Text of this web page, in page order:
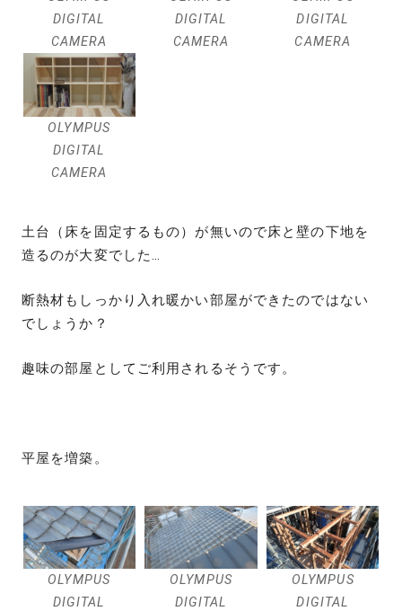
DIGITAL
CAMERA
DIGITAL
CAMERA
DIGITAL
CAMERA
OLYMPUS
DIGITAL
CAMERA
土台（床を固定するもの）が無いので床と壁の下地を
造るのが大変でした…
断熱材もしっかり入れ暖かい部屋ができたのではない
でしょうか？
趣味の部屋としてご利用されるそうです。
平屋を増築。
OLYMPUS
DIGITAL
OLYMPUS
DIGITAL
OLYMPUS
DIGITAL